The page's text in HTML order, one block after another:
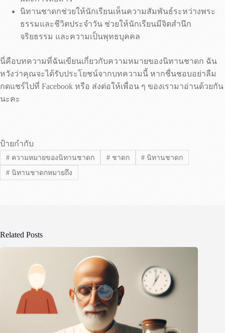
นิทานชาดกช่วยให้นักเรียนเห็นความสัมพันธ์ระหว่างพระ
ธรรมและชีวิตประจำวัน ช่วยให้นักเรียนมีจิตสำนึก
จริยธรรม และความเป็นพุทธบุคคล
นี่คือบทความที่ฉันเขียนเกี่ยวกับความหมายของนิทานชาดก ฉัน
หวังว่าคุณจะได้รับประโยชน์จากบทความนี้ หากชื่นชอบอย่าลืม
กดแชร์ไปที่ Facebook หรือ ส่งต่อให้เพื่อน ๆ ของเรามาอ่านด้วยกัน
นะคะ
ป้ายกำกับ
#ความหมายของนิทานชาดก #ชาดก # นิทานชาดก
#นิทานชาดกหมายถึง
Related Posts